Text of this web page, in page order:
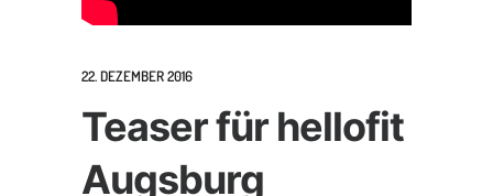
22. DEZEMBER 2016
Teaser für hellofit
Augsburg